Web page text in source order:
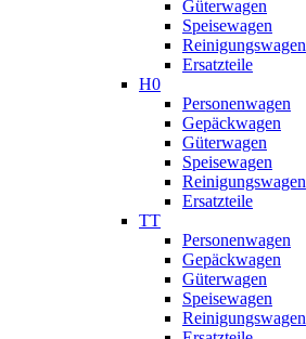
Güterwagen
Speisewagen
Reinigungswagen
Ersatzteile
H0
Personenwagen
Gepäckwagen
Güterwagen
Speisewagen
Reinigungswagen
Ersatzteile
TT
Personenwagen
Gepäckwagen
Güterwagen
Speisewagen
Reinigungswagen